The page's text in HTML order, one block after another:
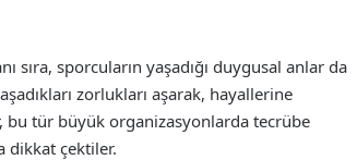
sıra, sporcuların yaşadığı duygusal anlar da
zorlukları aşarak, hayallerine
bu tür büyük organizasyonlarda tecrübe
dikkat çektiler.